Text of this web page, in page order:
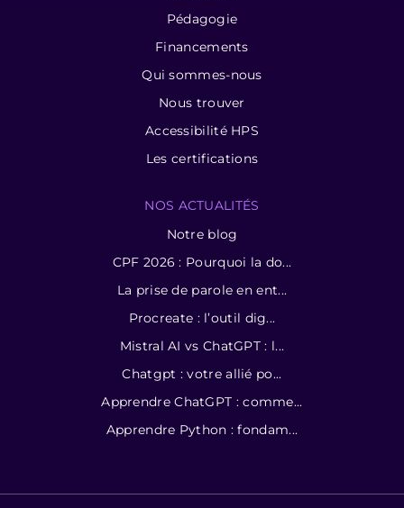
Pédagogie
Financements
Qui sommes-nous
Nous trouver
Accessibilité HPS
Les certifications
NOS ACTUALITÉS
Notre blog
CPF 2026 : Pourquoi la do...
La prise de parole en ent...
Procreate : l’outil dig...
Mistral AI vs ChatGPT : l...
Chatgpt : votre allié po...
Apprendre ChatGPT : comme...
Apprendre Python : fondam...